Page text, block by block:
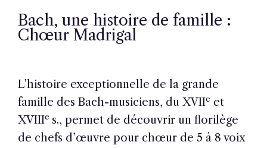
Bach, une histoire de famille :
Chœur Madrigal
L’histoire exceptionnelle de la grande
famille des Bach-musiciens, du XVIIe et
XVIIIe s., permet de découvrir un florilège
de chefs d’œuvre pour chœur de 5 à 8 voix